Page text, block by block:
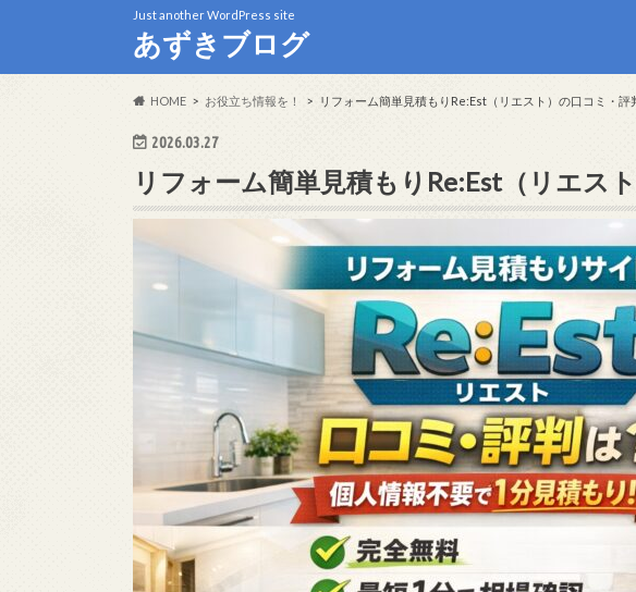
Just another WordPress site
あずきブログ
HOME お役立ち情報を！ リフォーム簡単見積もりRe:Est（リエスト）の口コミ・評
2026.03.27
リフォーム簡単見積もりRe:Est（リエス